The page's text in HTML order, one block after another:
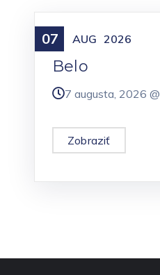
07 AUG 2026
Meniny
Belo
7 augusta, 2026 @
Zobraziť